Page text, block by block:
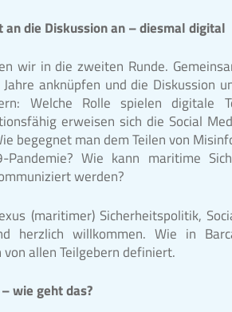
die Diskussion an – diesmal digital
wir in die zweiten Runde.
anknüpfen und die Diskussion
Welche Rolle spielen digitale
erweisen sich die Social
begegnet man dem Teilen von
Wie kann maritime
werden?
(maritimer) Sicherheitspolitik,
herzlich willkommen. Wie in
allen Teilgebern definiert.
wie geht das?